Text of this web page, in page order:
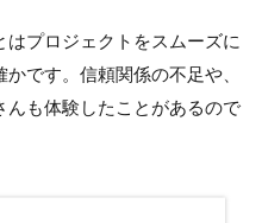
プロジェクトをスムーズに
です。信頼関係の不足や、
も体験したことがあるので